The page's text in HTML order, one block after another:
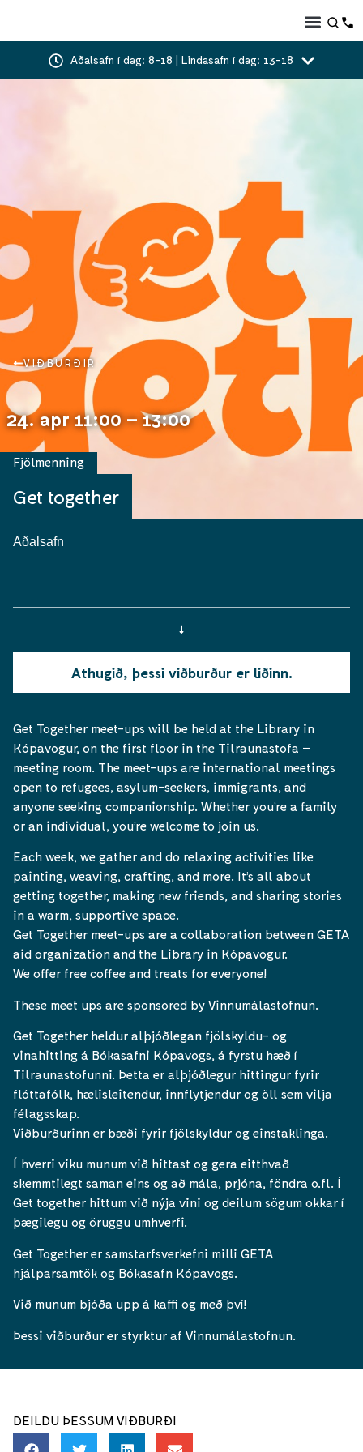
Aðalsafn í dag: 8-18 | Lindasafn í dag: 13-18
VIÐBURÐIR
24. apr 11:00 – 13:00
Get together
Fjölmenning
Aðalsafn
Athugið, þessi viðburður er liðinn.
Get Together meet-ups will be held at the Library in
Kópavogur, on the first floor in the Tilraunastofa –
meeting room. The meet-ups are international meetings
open to refugees, asylum-seekers, immigrants, and
anyone seeking companionship. Whether you’re a family
or an individual, you’re welcome to join us.
Each week, we gather and do relaxing activities like
painting, weaving, crafting, and more. It’s all about
getting together, making new friends, and sharing stories
in a warm, supportive space.
Get Together meet-ups are a collaboration between GETA
aid organization and the Library in Kópavogur.
We offer free coffee and treats for everyone!
These meet ups are sponsored by Vinnumálastofnun.
Get Together heldur alþjóðlegan fjölskyldu- og
vinahitting á Bókasafni Kópavogs, á fyrstu hæð í
Tilraunastofunni. Þetta er alþjóðlegur hittingur fyrir
flóttafólk, hælisleitendur, innflytjendur og öll sem vilja
félagsskap.
Viðburðurinn er bæði fyrir fjölskyldur og einstaklinga.
Í hverri viku munum við hittast og gera eitthvað
skemmtilegt saman eins og að mála, prjóna, föndra o.fl. Í
Get together hittum við nýja vini og deilum sögum okkar í
þægilegu og öruggu umhverfi.
Get Together er samstarfsverkefni milli GETA
hjálparsamtök og Bókasafn Kópavogs.
Við munum bjóða upp á kaffi og með því!
Þessi viðburður er styrktur af Vinnumálastofnun.
DEILDU ÞESSUM VIÐBURÐI